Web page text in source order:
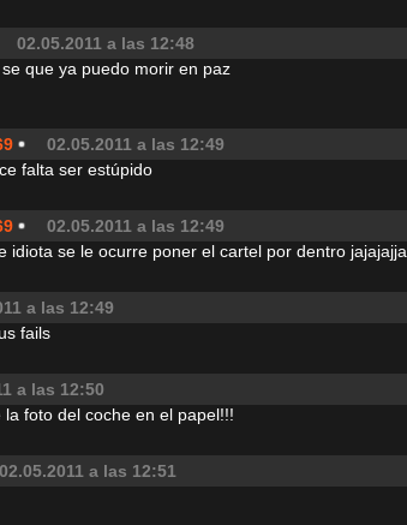
02.05.2011 a las 12:48
que ya puedo morir en paz
02.05.2011 a las 12:49
falta ser estúpido
02.05.2011 a las 12:49
idiota se le ocurre poner el cartel por dentro jajajajja
a las 12:49
fails
a las 12:50
foto del coche en el papel!!!
02.05.2011 a las 12:51